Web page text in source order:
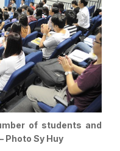
of students and
Photo Sy Huy